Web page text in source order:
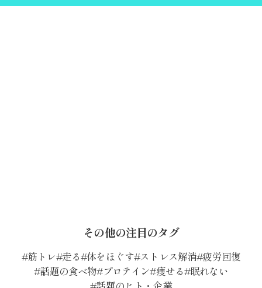
その他の注目のタグ
筋トレ 走る 体をほぐす ストレス解消 疲労回復
話題の食べ物 プロテイン 痩せる 眠れない